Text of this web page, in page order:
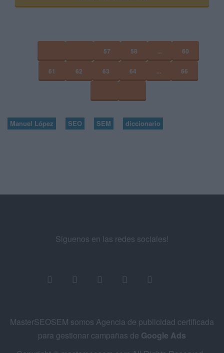
57 58 ... 60
61 62 63 64 ... 66
Manuel López SEO SEM diccionario
Siguenos en las redes sociales!
MasterSEOSEM somos Agencia de publicidad certificada
para gestionar campañas de Google Ads